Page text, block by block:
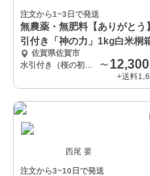
注文から1~3日で発送
無農薬・無肥料【ありがとう
引付き「神の力」1kg白米桐
呂敷（桜の初）
佐賀県佐賀市
〜 12,300
+送料
西尾 要
注文から3~10日で発送